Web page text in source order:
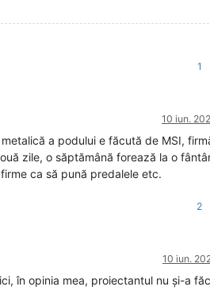
1
10 iun.
a podului e făcută de MSI,
zile, o săptămână forează la o
ca să pună predalele etc.
2
10 iun.
în opinia mea, proiectantul nu și-a